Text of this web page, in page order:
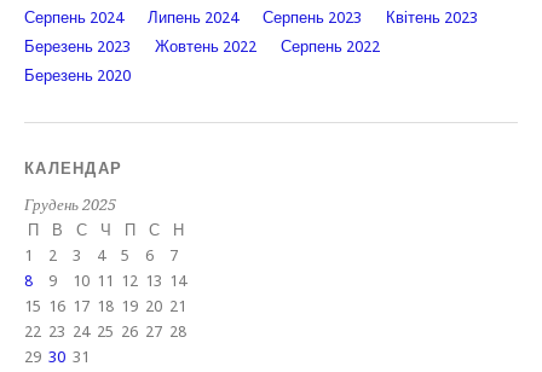
Серпень 2024
Липень 2024 Серпень 2023
Квітень 2023
Березень 2023
Жовтень 2022
Серпень 2022
Березень 2020
КАЛЕНДАР
Грудень 2025
П
В С Ч П С Н
1 2 3 4 5 6
7
8
9 10 11 12 13 14
15 16 17 18 19 20 21
22 23 24 25 26 27 28
29 30 31